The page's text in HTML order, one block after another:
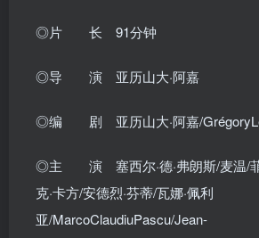
◎片 长 91分钟
◎导 演 亚历山大·阿嘉
◎编 剧 亚历山大·阿嘉/
◎主 演 塞西尔·德·弗朗斯/麦温/菲
克·卡方/安德烈·芬蒂/瓦娜·佩利
亚/MarcoClaudiuPascu/Jean-